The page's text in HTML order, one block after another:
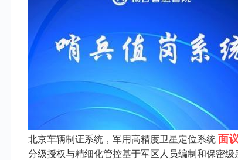
北京车辆制证系统，军用高精度卫星定位系统面议
分级授权与精细化管控基于军区人员编制和保密